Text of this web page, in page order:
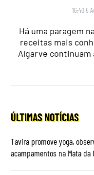
16:40 5
Há uma paragem
receitas mais
Algarve continuam
ÚLTIMAS NOTÍCIAS
Tavira promove yoga,
acampamentos na Mata da